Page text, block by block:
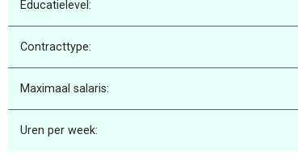
Educatielevel:
Contracttype:
Maximaal salaris:
Uren per week: